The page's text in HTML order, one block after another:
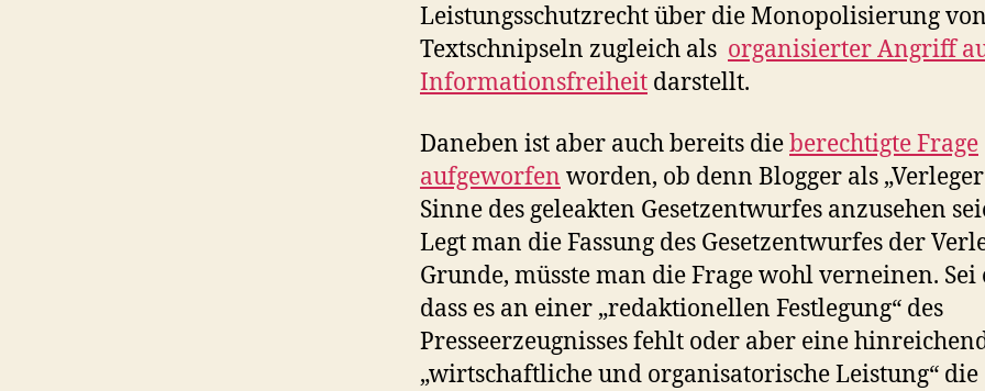
Leistungsschutzrecht über die Monopolisierung von
Textschnipseln zugleich als organisierter Angriff
Informationsfreiheit darstellt.
Daneben ist aber auch bereits dieberechtigte Frage
aufgeworfen worden, ob denn Blogger als
Sinne des geleakten Gesetzentwurfes anzusehen
Legt man die Fassung des Gesetzentwurfes der
Grunde, müsste man die Frage wohl verneinen. Sei
dass es an einer „redaktionellen Festlegung“ des
Presseerzeugnisses fehlt oder aber eine
„wirtschaftliche und organisatorische Leistung“ die